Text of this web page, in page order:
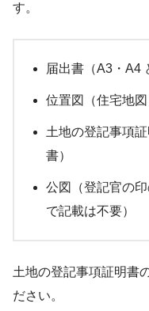
す。
届出書（A3・A4
位置図（住宅地図
土地の登記事項
書）
公図（登記官の
で記載は不要）
土地の登記事項証明書
ださい。